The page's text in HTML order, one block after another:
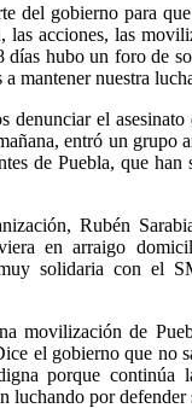
del gobierno para
las acciones, las
días hubo un foro de
mantener nuestra
denunciar el
entró un grupo
de Puebla, que
Rubén
en arraigo
solidaria con el
movilización de
el gobierno que no
porque continúa
luchando por